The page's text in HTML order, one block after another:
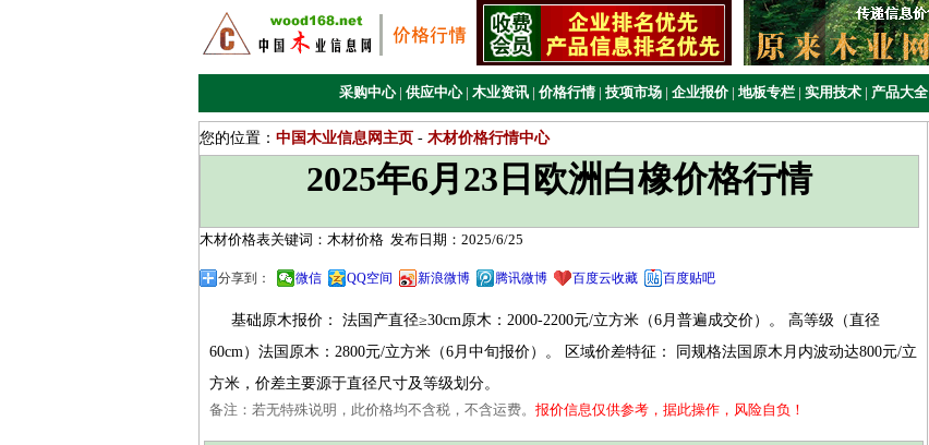
采购中心 | 供应中心 | 木业资讯 | 价格行情 | 技项市场 | 企业报价 | 地板专栏 | 实用技术 | 产品大全
您的位置： 中国木业信息网主页 - 木材价格行情中心
2025年6月23日欧洲白橡价格行情
木材价格表关键词：木材价格 发布日期：2025/6/25
分享到： 微信 QQ空间 新浪微博 腾讯微博 百度云收藏 百度贴吧
基础原木报价‌： 法国产直径≥30cm原木：‌2000-2200元/立方米‌（6月普遍成交价）。 高等级（直径
60cm）法国原木：‌2800元/立方米‌（6月中旬报价）。 区域价差特征‌： 同规格法国原木月内波动达800元/立
方米‌，价差主要源于直径尺寸及等级划分。
备注：若无特殊说明，此价格均不含税，不含运费。 报价信息仅供参考，据此操作，风险自负！